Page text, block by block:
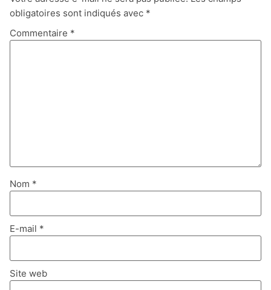
obligatoires sont indiqués avec *
Commentaire *
Nom *
E-mail *
Site web